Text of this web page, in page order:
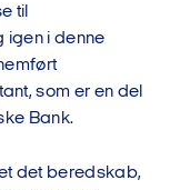
til
igen i denne
som er en del
Bank.
det beredskab,